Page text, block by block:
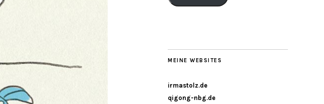
MEINE WEBSITES
irmastolz.de
qigong-nbg.de